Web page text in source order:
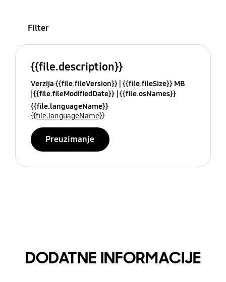
Filter
{{file.description}}
Verzija {{file.fileVersion}} {{file.fileSize}} MB
{{file.fileModifiedDate}} {{file.osNames}}
{{file.languageName}}
{{file.languageName}}
Preuzimanje
DODATNE INFORMACIJE